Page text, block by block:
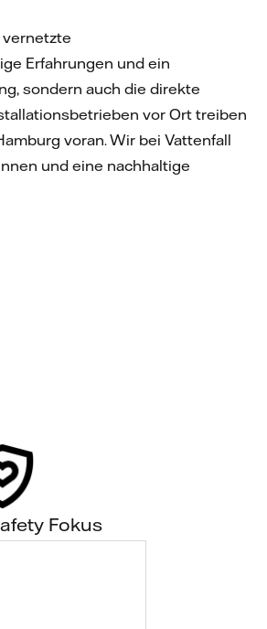
vernetzte
Erfahrungen und ein
sondern auch die direkte
vor Ort treiben
voran. Wir bei Vattenfall
und eine nachhaltige
Fokus